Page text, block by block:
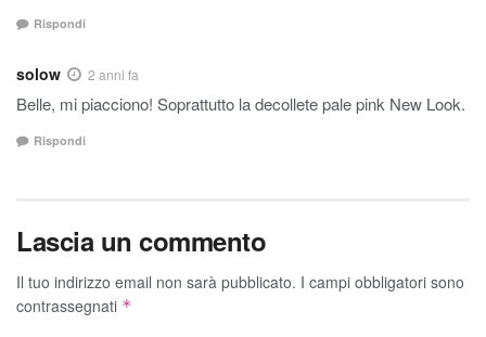
Rispondi
solow 2 anni fa
Belle, mi piacciono! Soprattutto la decollete pale pink New Look.
Rispondi
Lascia un commento
Il tuo indirizzo email non sarà pubblicato. I campi obbligatori sono
contrassegnati *